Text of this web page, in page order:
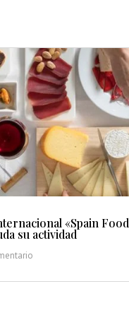
«Spain Food
su actividad